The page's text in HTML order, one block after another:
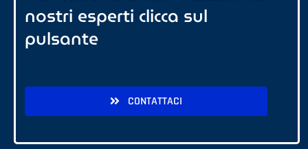
nostri esperti clicca sul
pulsante
CONTATTACI